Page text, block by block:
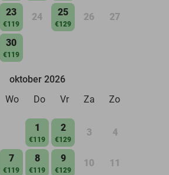
23
€119
24 25
€129
26 27
30
€119
oktober 2026
Wo Do Vr Za Zo
1
€119
2
€129
3 4
7
€119
8
€119
9
€129
10 11